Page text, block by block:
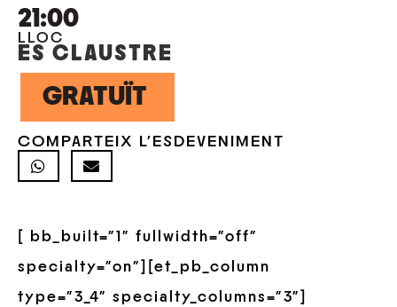
21:00
LLOC
ES CLAUSTRE
GRATUÏT
COMPARTEIX L'ESDEVENIMENT
[ bb_built=”1″ fullwidth=”off”
specialty=”on”][et_pb_column
type=”3_4″ specialty_columns=”3″]